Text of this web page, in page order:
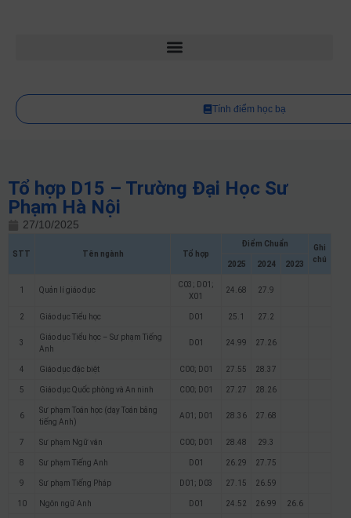
Tính điểm học bạ
Tổ hợp D15 – Trường Đại Học Sư
Phạm Hà Nội
27/10/2025
STT Tên ngành Tổ hợp
Điểm Chuẩn
Ghi
chú
2025 2024 2023
1 Quản lí giáo dục
C03; D01;
X01
24.68 27.9
2 Giáo dục Tiểu học D01 25.1 27.2
3
Giáo dục Tiểu học – Sư phạm Tiếng
Anh
D01 24.99 27.26
4 Giáo dục đặc biệt C00; D01 27.55 28.37
5 Giáo dục Quốc phòng và An ninh C00; D01 27.27 28.26
6
Sư phạm Toán học (dạy Toán bằng
tiếng Anh)
A01; D01 28.36 27.68
7 Sư phạm Ngữ văn C00; D01 28.48 29.3
8 Sư phạm Tiếng Anh D01 26.29 27.75
9 Sư phạm Tiếng Pháp D01; D03 27.15 26.59
10 Ngôn ngữ Anh D01 24.52 26.99 26.6